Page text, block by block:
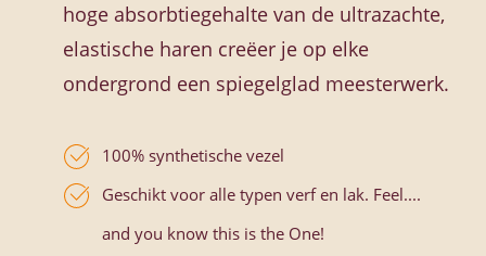
hoge absorbtiegehalte van de ultrazachte,
elastische haren creëer je op elke
ondergrond een spiegelglad meesterwerk.
100% synthetische vezel
Geschikt voor alle typen verf en lak. Feel....
and you know this is the One!